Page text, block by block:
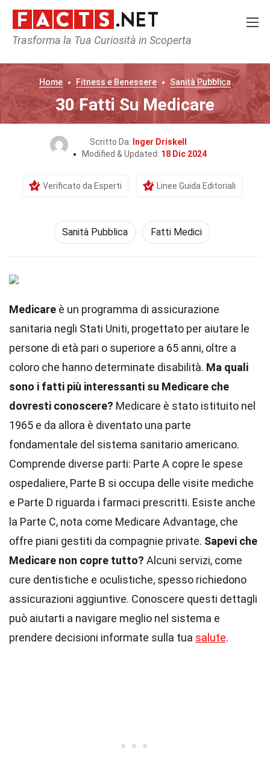
Trasforma la Tua Curiosità in Scoperta
Home Fitness e Benessere Sanità Pubblica
30 Fatti Su Medicare
Scritto Da: Inger Driskell
Modified & Updated: 18 Dic 2024
Verificato da Esperti Linee Guida Editoriali
Sanità Pubblica Fatti Medici
Medicare è un programma di assicurazione
sanitaria negli Stati Uniti, progettato per aiutare le
persone di età pari o superiore a 65 anni, oltre a
coloro che hanno determinate disabilità. Ma quali
sono i fatti più interessanti su Medicare che
dovresti conoscere? Medicare è stato istituito nel
1965 e da allora è diventato una parte
fondamentale del sistema sanitario americano.
Comprende diverse parti: Parte A copre le spese
ospedaliere, Parte B si occupa delle visite mediche
e Parte D riguarda i farmaci prescritti. Esiste anche
la Parte C, nota come Medicare Advantage, che
offre piani gestiti da compagnie private. Sapevi che
Medicare non copre tutto? Alcuni servizi, come
cure dentistiche e oculistiche, spesso richiedono
assicurazioni aggiuntive. Conoscere questi dettagli
può aiutarti a navigare meglio nel sistema e
prendere decisioni informate sulla tua salute.